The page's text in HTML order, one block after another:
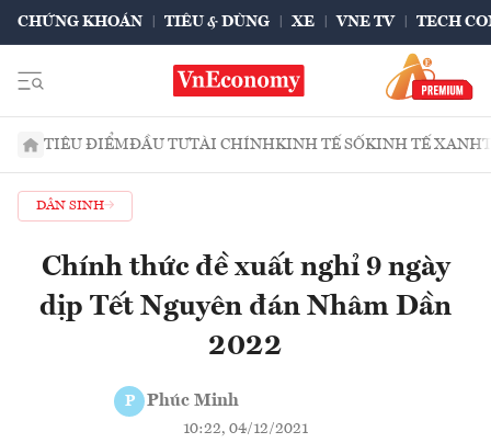
CHỨNG KHOÁN TIÊU & DÙNG XE VNE TV TECH
TIÊU ĐIỂMĐẦU TƯTÀI CHÍNHKINH TẾ SỐKINH TẾ XANH
DÂN SINH
Chính thức đề xuất nghỉ 9 ngày
dịp Tết Nguyên đán Nhâm Dần
2022
P Phúc Minh
10:22, 04/12/2021